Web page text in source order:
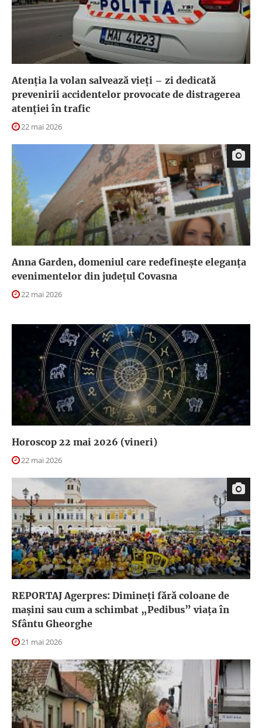
Atenția la volan salvează vieți – zi dedicată
prevenirii accidentelor provocate de distragerea
atenției în trafic
22 mai 2026
Anna Garden, domeniul care redefinește eleganța
evenimentelor din județul Covasna
22 mai 2026
Horoscop 22 mai 2026 (vineri)
22 mai 2026
REPORTAJ Agerpres: Dimineţi fără coloane de
maşini sau cum a schimbat „Pedibus” viaţa în
Sfântu Gheorghe
21 mai 2026